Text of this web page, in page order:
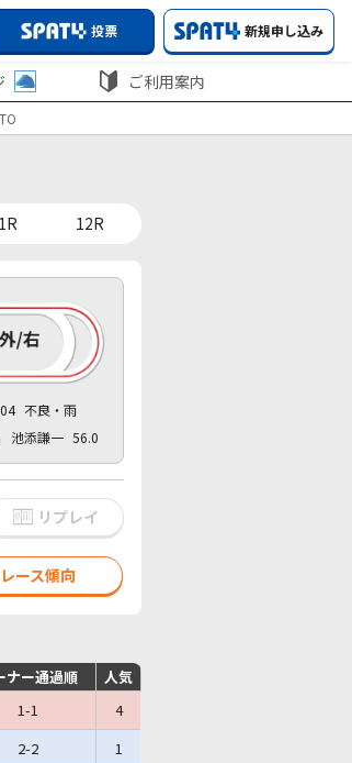
投票 新規申し込み
ご利用案内
12R
不良・雨
池添謙一 56.0
リプレイ
レース傾向
ナー通過順
人気
1-1
4
2-2
1